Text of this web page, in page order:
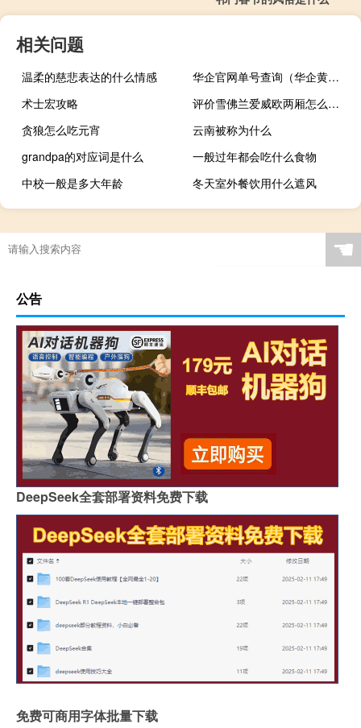
相关问题
温柔的慈悲表达的什么情感
华企官网单号查询（华企黄页网）
术士宏攻略
评价雪佛兰爱威欧两厢怎么样 以及雪佛兰爱威欧两厢的配置
贪狼怎么吃元宵
云南被称为什么
grandpa的对应词是什么
一般过年都会吃什么食物
中校一般是多大年龄
冬天室外餐饮用什么遮风
☚
公告
DeepSeek全套部署资料免费下载
免费可商用字体批量下载